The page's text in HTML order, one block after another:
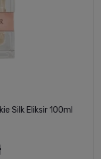
Silk Eliksir 100ml